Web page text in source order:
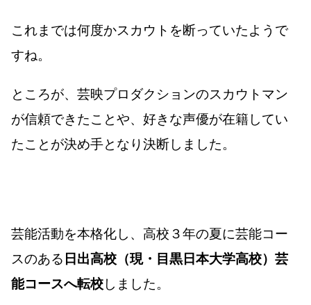
これまでは何度かスカウトを断っていたようで
すね。
ところが、芸映プロダクションのスカウトマン
が信頼できたことや、好きな声優が在籍してい
たことが決め手となり決断しました。
芸能活動を本格化し、高校３年の夏に芸能コー
スのある 日出高校（現・目黒日本大学高校）芸
能コースへ転校しました。